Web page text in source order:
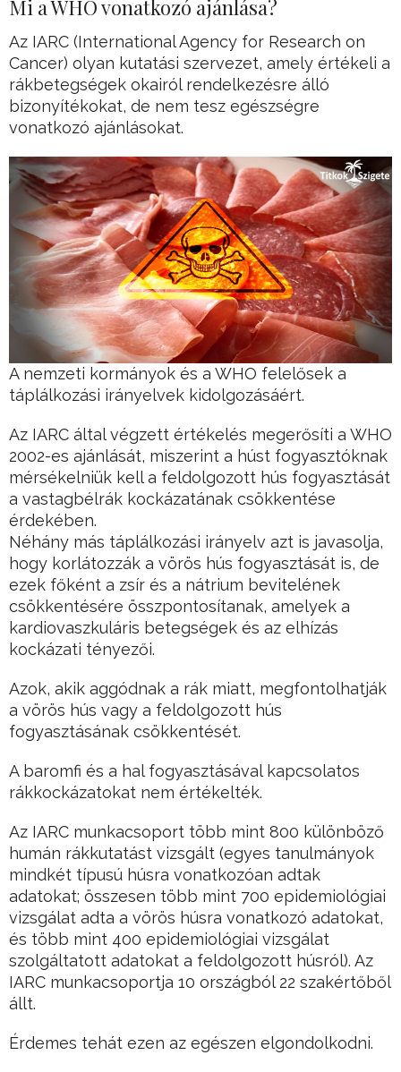
Mi a WHO vonatkozó ajánlása?
Az IARC (International Agency for Research on
Cancer) olyan kutatási szervezet, amely értékeli a
rákbetegségek okairól rendelkezésre álló
bizonyítékokat, de nem tesz egészségre
vonatkozó ajánlásokat.
A nemzeti kormányok és a WHO felelősek a
táplálkozási irányelvek kidolgozásáért.
Az IARC által végzett értékelés megerősíti a WHO
2002-es ajánlását, miszerint a húst fogyasztóknak
mérsékelniük kell a feldolgozott hús fogyasztását
a vastagbélrák kockázatának csökkentése
érdekében.
Néhány más táplálkozási irányelv azt is javasolja,
hogy korlátozzák a vörös hús fogyasztását is, de
ezek főként a zsír és a nátrium bevitelének
csökkentésére összpontosítanak, amelyek a
kardiovaszkuláris betegségek és az elhízás
kockázati tényezői.
Azok, akik aggódnak a rák miatt, megfontolhatják
a vörös hús vagy a feldolgozott hús
fogyasztásának csökkentését.
A baromfi és a hal fogyasztásával kapcsolatos
rákkockázatokat nem értékelték.
Az IARC munkacsoport több mint 800 különböző
humán rákkutatást vizsgált (egyes tanulmányok
mindkét típusú húsra vonatkozóan adtak
adatokat; összesen több mint 700 epidemiológiai
vizsgálat adta a vörös húsra vonatkozó adatokat,
és több mint 400 epidemiológiai vizsgálat
szolgáltatott adatokat a feldolgozott húsról). Az
IARC munkacsoportja 10 országból 22 szakértőből
állt.
Érdemes tehát ezen az egészen elgondolkodni.